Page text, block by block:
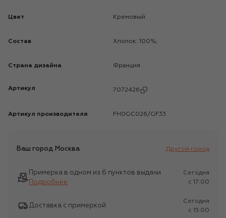
Цвет Кремовый
Состав Хлопок: 100%;
Страна дизайна Франция
Артикул 7072426
Артикул производителя FH0GC026/GF33
Ваш город Москва Другой город
Примерка в одном из 6 пунктов выдачи
Подробнее
Сегодня
c 17:00
Доставка с примеркой
Сегодня
c 15:00